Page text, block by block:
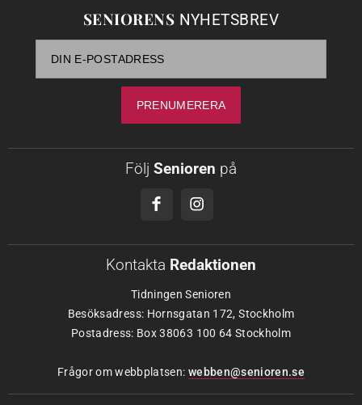
SENIORENS NYHETSBREV
Följ Senioren på
Kontakta Redaktionen
Tidningen Senioren
Besöksadress: Hornsgatan 172, Stockholm
Postadress: Box 38063 100 64 Stockholm
Frågor om webbplatsen: webben@senioren.se